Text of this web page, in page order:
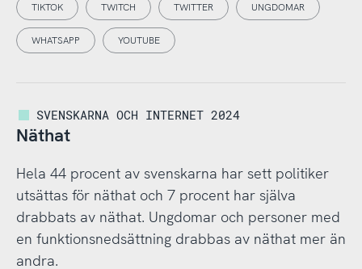
TIKTOK TWITCH TWITTER UNGDOMAR
WHATSAPP YOUTUBE
SVENSKARNA OCH INTERNET 2024
Näthat
Hela 44 procent av svenskarna har sett politiker
utsättas för näthat och 7 procent har själva
drabbats av näthat. Ungdomar och personer med
en funktionsnedsättning drabbas av näthat mer än
andra.